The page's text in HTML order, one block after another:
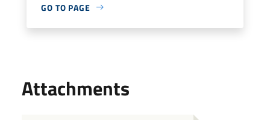
GO TO PAGE
Attachments